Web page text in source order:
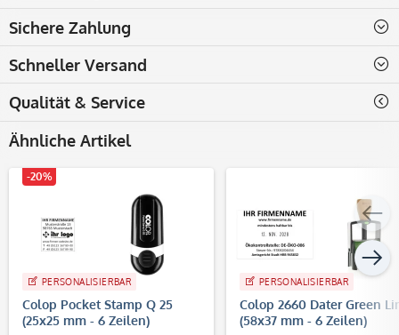
Sichere Zahlung
Schneller Versand
Qualität & Service
Ähnliche Artikel
-20%
PERSONALISIERBAR
Colop Pocket Stamp Q 25
(25x25 mm - 6 Zeilen)
PERSONALISIERBAR
Colop 2660 Dater Green
(58x37 mm - 6 Zeilen)